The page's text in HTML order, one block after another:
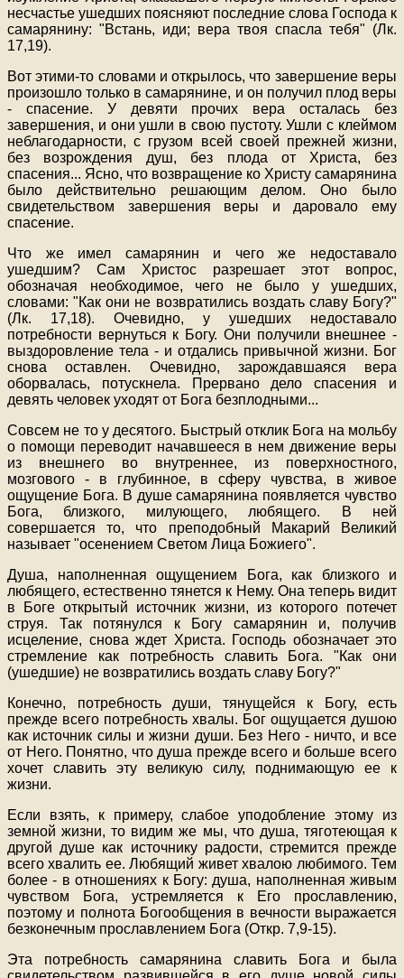
несчастье ушедших поясняют последние слова Господа к
самарянину: "Встань, иди; вера твоя спасла тебя" (Лк.
17,19).
Вот этими-то словами и открылось, что завершение веры
произошло только в самарянине, и он получил плод веры
- спасение. У девяти прочих вера осталась без
завершения, и они ушли в свою пустоту. Ушли с клеймом
неблагодарности, с грузом всей своей прежней жизни,
без возрождения душ, без плода от Христа, без
спасения... Ясно, что возвращение ко Христу самарянина
было действительно решающим делом. Оно было
свидетельством завершения веры и даровало ему
спасение.
Что же имел самарянин и чего же недоставало
ушедшим? Сам Христос разрешает этот вопрос,
обозначая необходимое, чего не было у ушедших,
словами: "Как они не возвратились воздать славу Богу?"
(Лк. 17,18). Очевидно, у ушедших недоставало
потребности вернуться к Богу. Они получили внешнее -
выздоровление тела - и отдались привычной жизни. Бог
снова оставлен. Очевидно, зарождавшаяся вера
оборвалась, потускнела. Прервано дело спасения и
девять человек уходят от Бога безплодными...
Совсем не то у десятого. Быстрый отклик Бога на мольбу
о помощи переводит начавшееся в нем движение веры
из внешнего во внутреннее, из поверхностного,
мозгового - в глубинное, в сферу чувства, в живое
ощущение Бога. В душе самарянина появляется чувство
Бога, близкого, милующего, любящего. В ней
совершается то, что преподобный Макарий Великий
называет "осенением Светом Лица Божиего".
Душа, наполненная ощущением Бога, как близкого и
любящего, естественно тянется к Нему. Она теперь видит
в Боге открытый источник жизни, из которого потечет
струя. Так потянулся к Богу самарянин и, получив
исцеление, снова ждет Христа. Господь обозначает это
стремление как потребность славить Бога. "Как они
(ушедшие) не возвратились воздать славу Богу?"
Конечно, потребность души, тянущейся к Богу, есть
прежде всего потребность хвалы. Бог ощущается душою
как источник силы и жизни души. Без Него - ничто, и все
от Него. Понятно, что душа прежде всего и больше всего
хочет славить эту великую силу, поднимающую ее к
жизни.
Если взять, к примеру, слабое уподобление этому из
земной жизни, то видим же мы, что душа, тяготеющая к
другой душе как источнику радости, стремится прежде
всего хвалить ее. Любящий живет хвалою любимого. Тем
более - в отношениях к Богу: душа, наполненная живым
чувством Бога, устремляется к Его прославлению,
поэтому и полнота Богообщения в вечности выражается
безконечным прославлением Бога (Откр. 7,9-15).
Эта потребность самарянина славить Бога и была